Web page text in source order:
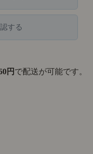
する
円 で配送が可能です。